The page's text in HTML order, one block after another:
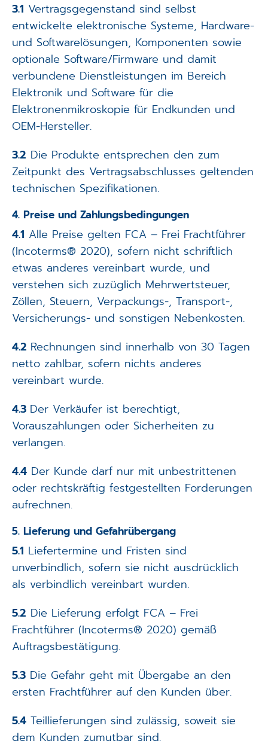
3.1 Vertragsgegenstand sind selbst
entwickelte elektronische Systeme, Hardware-
und Softwarelösungen, Komponenten sowie
optionale Software/Firmware und damit
verbundene Dienstleistungen im Bereich
Elektronik und Software für die
Elektronenmikroskopie für Endkunden und
OEM-Hersteller.
3.2 Die Produkte entsprechen den zum
Zeitpunkt des Vertragsabschlusses geltenden
technischen Spezifikationen.
4. Preise und Zahlungsbedingungen
4.1 Alle Preise gelten FCA – Frei Frachtführer
(Incoterms® 2020), sofern nicht schriftlich
etwas anderes vereinbart wurde, und
verstehen sich zuzüglich Mehrwertsteuer,
Zöllen, Steuern, Verpackungs-, Transport-,
Versicherungs- und sonstigen Nebenkosten.
4.2 Rechnungen sind innerhalb von 30 Tagen
netto zahlbar, sofern nichts anderes
vereinbart wurde.
4.3 Der Verkäufer ist berechtigt,
Vorauszahlungen oder Sicherheiten zu
verlangen.
4.4Der Kunde darf nur mit unbestrittenen
oder rechtskräftig festgestellten Forderungen
aufrechnen.
5. Lieferung und Gefahrübergang
5.1 Liefertermine und Fristen sind
unverbindlich, sofern sie nicht ausdrücklich
als verbindlich vereinbart wurden.
5.2 Die Lieferung erfolgt FCA – Frei
Frachtführer (Incoterms® 2020) gemäß
Auftragsbestätigung.
5.3Die Gefahr geht mit Übergabe an den
ersten Frachtführer auf den Kunden über.
5.4Teillieferungen sind zulässig, soweit sie
dem Kunden zumutbar sind.